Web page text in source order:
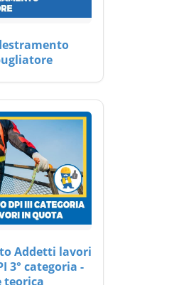
Addetti lavori
3° categoria -
teorica